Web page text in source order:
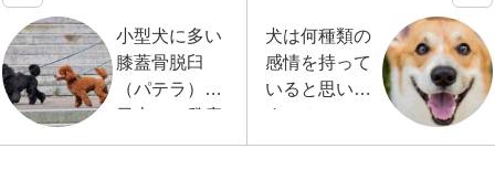
小型犬に多い
膝蓋骨脱臼
（パテラ）、
状況は？
犬は何種類の
感情を持って
いると思いま